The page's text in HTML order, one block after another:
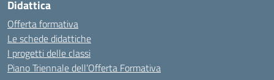
Didattica
Offerta formativa
Le schede didattiche
I progetti delle classi
Piano Triennale dell’Offerta Formativa